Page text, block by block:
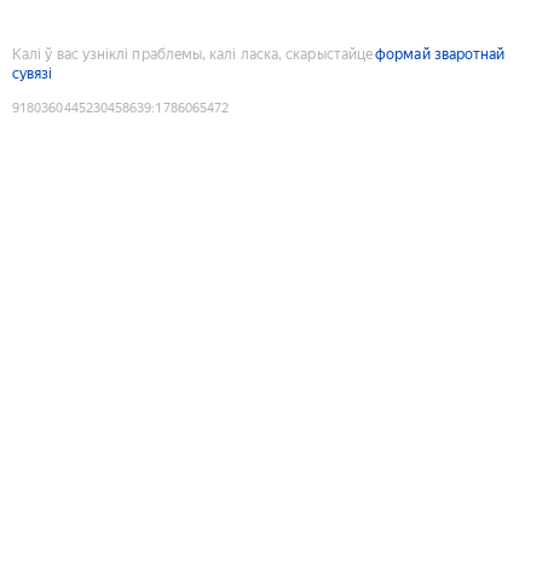
Калі ў вас узніклі праблемы, калі ласка, скарыстайцеформай зваротнай
сувязі
9180360445230458639:1786065472